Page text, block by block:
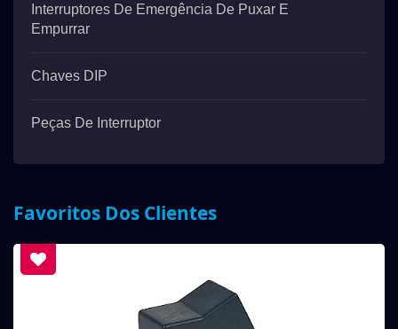
Interruptores De Emergência De Puxar E
Empurrar
Chaves DIP
Peças De Interruptor
Favoritos Dos Clientes